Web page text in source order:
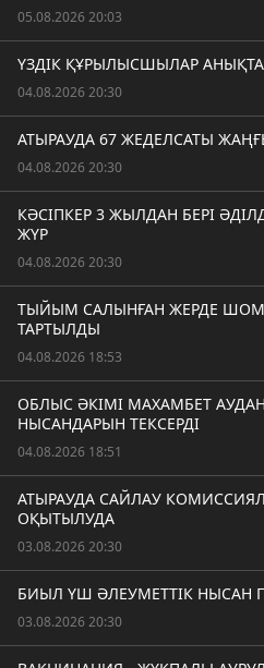
05.08.2026 20:03
ҮЗДІК ҚҰРЫЛЫСШЫЛАР
04.08.2026 20:30
АТЫРАУДА 67 ЖЕДЕЛСАТЫ
04.08.2026 20:30
КӘСІПКЕР 3 ЖЫЛДАН БЕРІ
ЖҮР
04.08.2026 20:30
ТЫЙЫМ САЛЫНҒАН ЖЕРДЕ
ТАРТЫЛДЫ
04.08.2026 18:53
ОБЛЫС ӘКІМІ МАХАМБЕТ
НЫСАНДАРЫН ТЕКСЕРДІ
04.08.2026 18:51
АТЫРАУДА САЙЛАУ
ОҚЫТЫЛУДА
03.08.2026 20:30
БИЫЛ ҮШ ӘЛЕУМЕТТІК НЫСАН
03.08.2026 20:30